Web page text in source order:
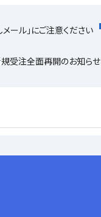
ール」にご注意ください
規受注全面再開のお知らせ